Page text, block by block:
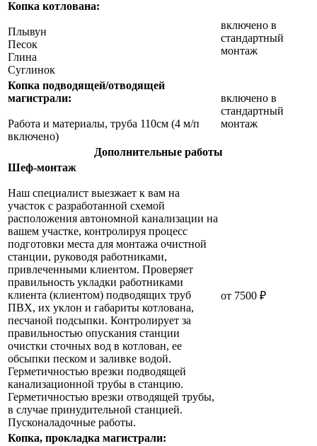
Копка котлована:
Плывун
Песок
Глина
Суглинок
включено в
стандартный
монтаж
Копка подводящей/отводящей
магистрали:
Работа и материалы, труба 110см (4 м/п
включено)
включено в
стандартный
монтаж
Дополнительные работы
Шеф-монтаж
Наш специалист выезжает к вам на
участок с разработанной схемой
расположения автономной канализации на
вашем участке, контролируя процесс
подготовки места для монтажа очистной
станции, руководя работниками,
привлеченными клиентом. Проверяет
правильность укладки работниками
клиента (клиентом) подводящих труб
ПВХ, их уклон и габариты котлована,
песчаной подсыпки. Контролирует за
правильностью опускания станции
очистки сточных вод в котлован, ее
обсыпки песком и заливке водой.
Герметичностью врезки подводящей
канализационной трубы в станцию.
Герметичностью врезки отводящей трубы,
в случае принудительной станцией.
Пусконаладочные работы.
от 7500 ₽
Копка, прокладка магистрали: